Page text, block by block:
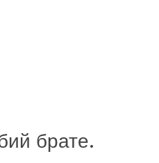
брате.